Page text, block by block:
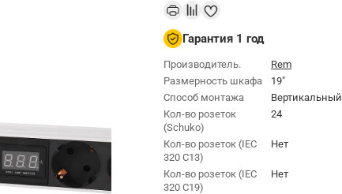
Гарантия 1 год
Производитель.
Rem
Размерность шкафа
19"
Способ монтажа
Вертикальный
Кол-во розеток
(Schuko)
24
Кол-во розеток (IEC
320 C13)
Нет
Кол-во розеток (IEC
320 C19)
Нет